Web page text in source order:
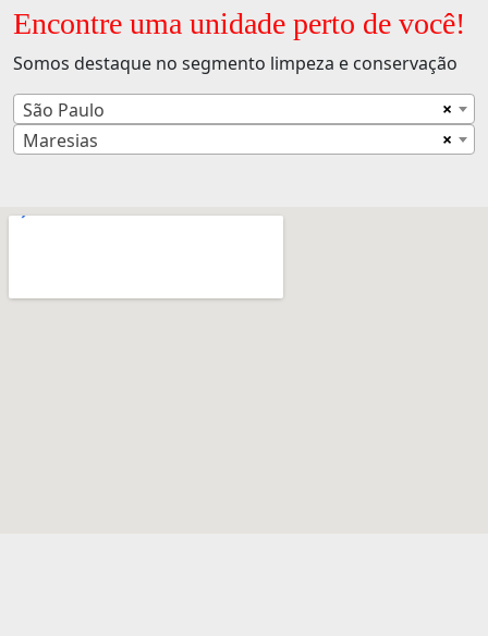
Encontre uma unidade perto de você!
Somos destaque no segmento limpeza e conservação
×
São Paulo
×
Maresias